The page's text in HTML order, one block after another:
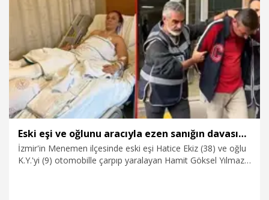
Gündem
Eski eşi ve oğlunu aracıyla ezen sanığın davasında gerekçeli karar: Kast, öldürme suçuna temas ediyor
İzmir'in Menemen ilçesinde eski eşi Hatice Ekiz (38) ve oğlu
K.Y.'yi (9) otomobille çarpıp yaralayan Hamit Göksel Yılmaz'a